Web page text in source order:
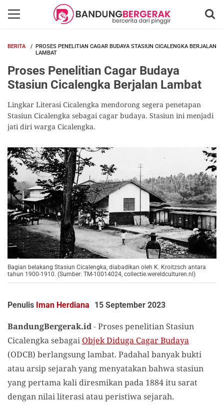
BERITA
PROSES PENELITIAN CAGAR BUDAYA STASIUN CICALENGKA BERJALAN
LAMBAT
Proses Penelitian Cagar Budaya
Stasiun Cicalengka Berjalan Lambat
Lingkar Literasi Cicalengka mendorong segera penetapan
Stasiun Cicalengka sebagai cagar budaya. Stasiun ini menjadi
jati diri warga Cicalengka.
Bagian belakang Stasiun Cicalengka, diabadikan oleh K. Kroitzsch antara
tahun 1900-1910. (Sumber: TM-10014024, collectie.wereldculturen.nl)
Penulis Iman Herdiana 15 September 2023
BandungBergerak.id-Proses penelitian Stasiun
Cicalengka sebagai Objek Diduga Cagar Budaya
(ODCB) berlangsung lambat. Padahal banyak bukti
atau arsip sejarah yang menyatakan bahwa stasiun
yang pertama kali diresmikan pada 1884 itu sarat
dengan nilai literasi atau peristiwa sejarah.